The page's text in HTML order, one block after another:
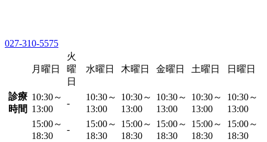
027-310-5575
月曜日
火
曜
日
水曜日 木曜日 金曜日 土曜日 日曜日
診療
時間
10:30～
13:00
-
10:30～
13:00
10:30～
13:00
10:30～
13:00
10:30～
13:00
10:30～
13:00
15:00～
18:30
-
15:00～
18:30
15:00～
18:30
15:00～
18:30
15:00～
18:30
15:00～
18:30